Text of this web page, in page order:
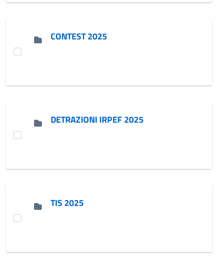
CONTEST 2025
DETRAZIONI IRPEF 2025
TIS 2025